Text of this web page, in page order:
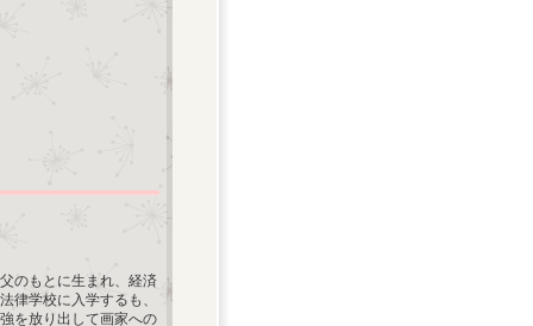
のもとに生まれ、経済
律学校に入学するも、
を放り出して画家への